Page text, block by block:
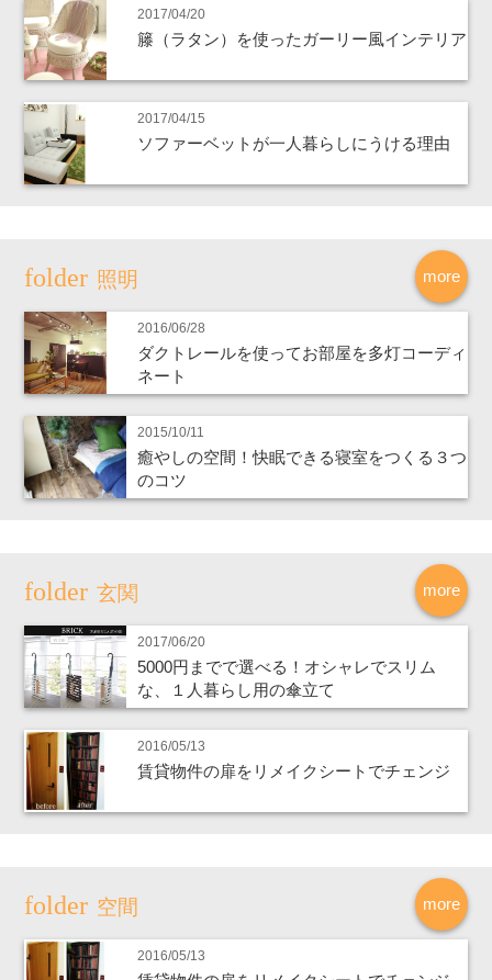
2017/04/20
籐（ラタン）を使ったガーリー風インテリア
2017/04/15
ソファーベットが一人暮らしにうける理由
more
照明
2016/06/28
ダクトレールを使ってお部屋を多灯コーディ
ネート
2015/10/11
癒やしの空間！快眠できる寝室をつくる３つ
のコツ
more
玄関
2017/06/20
5000円までで選べる！オシャレでスリム
な、１人暮らし用の傘立て
2016/05/13
賃貸物件の扉をリメイクシートでチェンジ
more
空間
2016/05/13